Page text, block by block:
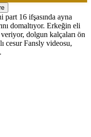
16 ifşasında ayna
domaltıyor. Erkeğin eli
veriyor, dolgun kalçaları ön
cesur Fansly videosu,